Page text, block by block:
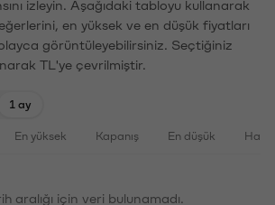
izleyin. Aşağıdaki tabloyu kullanarak
en yüksek ve en düşük fiyatları
görüntüleyebilirsiniz. Seçtiğiniz
TL'ye çevrilmiştir.
1 ay
En yüksek Kapanış En düşük
aralığı için veri bulunamadı.